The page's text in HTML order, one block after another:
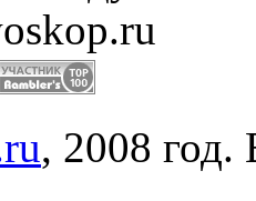
, 2008